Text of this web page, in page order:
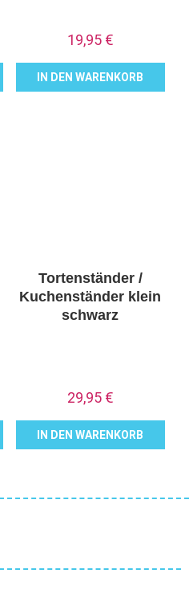
19,95 €
IN DEN WARENKORB
Tortenständer /
Kuchenständer klein
schwarz
29,95 €
IN DEN WARENKORB